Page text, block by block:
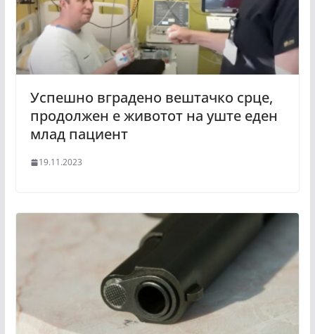
Успешно вградено вештачко срце,
продолжен е животот на уште еден
млад пациент
19.11.2023